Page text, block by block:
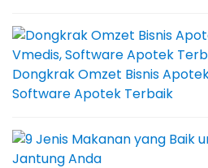
Dongkrak Omzet Bisnis
Software Apotek Terbaik